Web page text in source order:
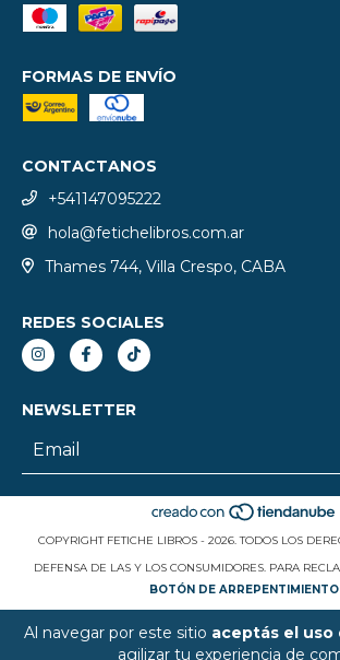
Al navegar por este sitio aceptás el uso
agilizar tu experiencia de
FORMAS DE ENVÍO
CONTACTANOS
+541147095222
hola@fetichelibros.com.ar
Thames 744, Villa Crespo, CABA
REDES SOCIALES
NEWSLETTER
COPYRIGHT FETICHE LIBROS - 2026. TODOS LOS
DEFENSA DE LAS Y LOS CONSUMIDORES. PARA
BOTÓN DE ARREPENTIMIENTO